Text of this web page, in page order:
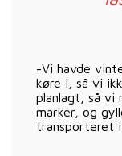
-Vi havde
køre i, så vi
planlagt, så
marker, og
transporteret i